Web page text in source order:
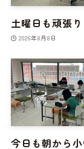
土曜日も頑張り
2026年8月8日
今日も朝から